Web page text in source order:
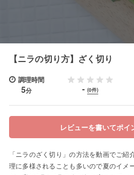
【ニラの切り方】ざく切り
調理時間
5分 - (0件)
レビューを書いてポイ
「ニラのざく切り」の方法を動画でご
理に多様されることも多いので夏のイメ